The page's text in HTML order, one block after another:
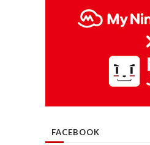
FACEBOOK